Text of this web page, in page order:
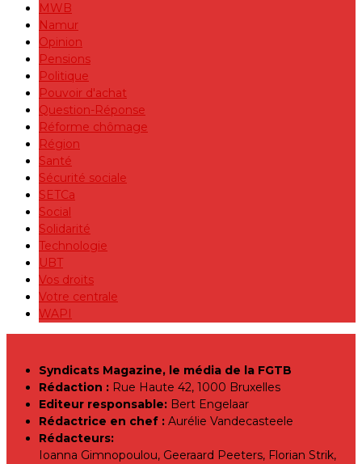
MWB
Namur
Opinion
Pensions
Politique
Pouvoir d'achat
Question-Réponse
Réforme chômage
Région
Santé
Sécurité sociale
SETCa
Social
Solidarité
Technologie
UBT
Vos droits
Votre centrale
WAPI
Syndicats Magazine, le média de la FGTB
Rédaction : Rue Haute 42, 1000 Bruxelles
Editeur responsable: Bert Engelaar
Rédactrice en chef : Aurélie Vandecasteele
Rédacteurs:
Ioanna Gimnopoulou, Geeraard Peeters, Florian Strik,